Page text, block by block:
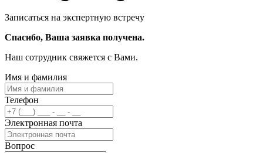
Записаться на экспертную встречу
Спасибо, Ваша заявка получена.
Наш сотрудник свяжется с Вами.
Имя и фамилия
Телефон
Электронная почта
Вопрос